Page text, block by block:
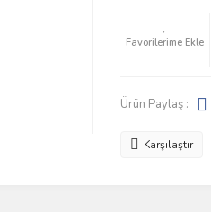
Ürün Paylaş :
Karşılaştır